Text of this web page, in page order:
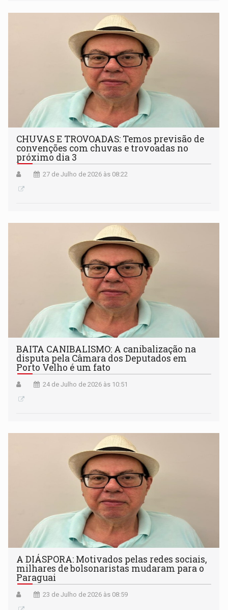
CHUVAS E TROVOADAS: Temos previsão de
convenções com chuvas e trovoadas no
próximo dia 3
27 de Julho de 2026 às 08:22
BAITA CANIBALISMO: A canibalização na
disputa pela Câmara dos Deputados em
Porto Velho é um fato
24 de Julho de 2026 às 10:51
A DIÁSPORA: Motivados pelas redes sociais,
milhares de bolsonaristas mudaram para o
Paraguai
23 de Julho de 2026 às 08:59